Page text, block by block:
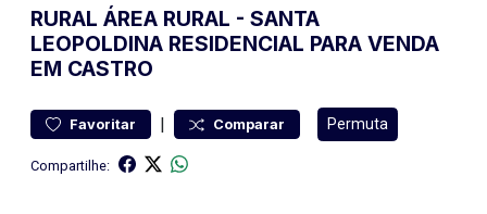
RURAL ÁREA RURAL - SANTA
LEOPOLDINA RESIDENCIAL PARA VENDA
EM CASTRO
Favoritar | Comparar Permuta
Compartilhe: